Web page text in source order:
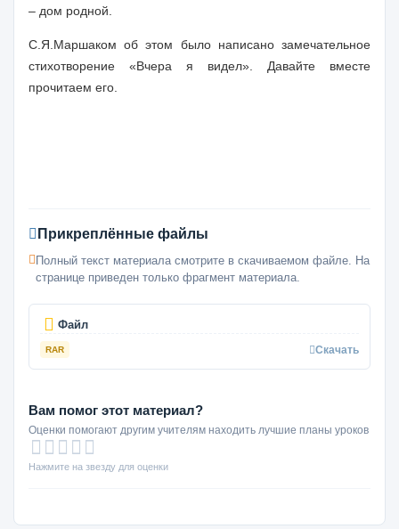
– дом родной.
С.Я.Маршаком об этом было написано замечательное
стихотворение «Вчера я видел». Давайте вместе
прочитаем его.
Прикреплённые файлы
Полный текст материала смотрите в скачиваемом файле. На
странице приведен только фрагмент материала.
Файл
RAR Скачать
Вам помог этот материал?
Оценки помогают другим учителям находить лучшие планы уроков
Нажмите на звезду для оценки